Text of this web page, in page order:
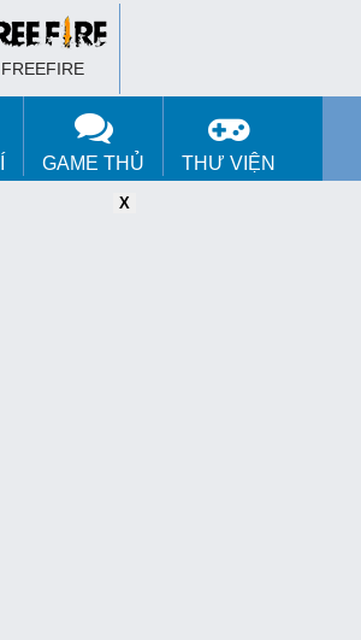
FREEFIRE
GAME THỦ THƯ VIỆN
X